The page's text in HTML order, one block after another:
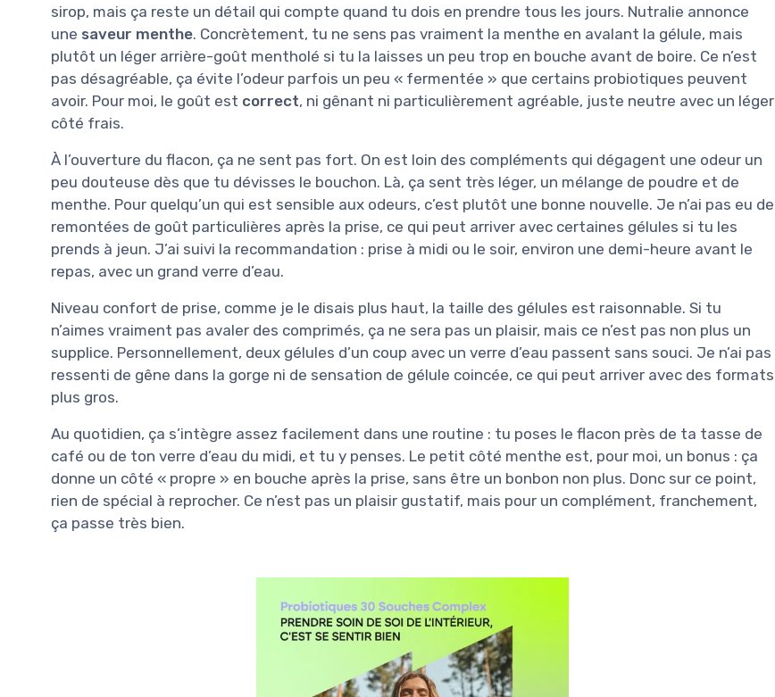
sirop, mais ça reste un détail qui compte quand tu dois en prendre tous les jours. Nutralie annonce
une saveur menthe. Concrètement, tu ne sens pas vraiment la menthe en avalant la gélule, mais
plutôt un léger arrière-goût mentholé si tu la laisses un peu trop en bouche avant de boire. Ce n’est
pas désagréable, ça évite l’odeur parfois un peu « fermentée » que certains probiotiques peuvent
avoir. Pour moi, le goût est correct, ni gênant ni particulièrement agréable, juste neutre avec un léger
côté frais.
À l’ouverture du flacon, ça ne sent pas fort. On est loin des compléments qui dégagent une odeur un
peu douteuse dès que tu dévisses le bouchon. Là, ça sent très léger, un mélange de poudre et de
menthe. Pour quelqu’un qui est sensible aux odeurs, c’est plutôt une bonne nouvelle. Je n’ai pas eu de
remontées de goût particulières après la prise, ce qui peut arriver avec certaines gélules si tu les
prends à jeun. J’ai suivi la recommandation : prise à midi ou le soir, environ une demi-heure avant le
repas, avec un grand verre d’eau.
Niveau confort de prise, comme je le disais plus haut, la taille des gélules est raisonnable. Si tu
n’aimes vraiment pas avaler des comprimés, ça ne sera pas un plaisir, mais ce n’est pas non plus un
supplice. Personnellement, deux gélules d’un coup avec un verre d’eau passent sans souci. Je n’ai pas
ressenti de gêne dans la gorge ni de sensation de gélule coincée, ce qui peut arriver avec des formats
plus gros.
Au quotidien, ça s’intègre assez facilement dans une routine : tu poses le flacon près de ta tasse de
café ou de ton verre d’eau du midi, et tu y penses. Le petit côté menthe est, pour moi, un bonus : ça
donne un côté « propre » en bouche après la prise, sans être un bonbon non plus. Donc sur ce point,
rien de spécial à reprocher. Ce n’est pas un plaisir gustatif, mais pour un complément, franchement,
ça passe très bien.